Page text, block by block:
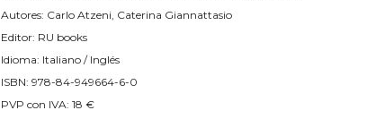
Autores: Carlo Atzeni, Caterina Giannattasio
Editor: RU books
Idioma: Italiano / Inglés
ISBN: 978-84-949664-6-0
PVP con IVA: 18 €